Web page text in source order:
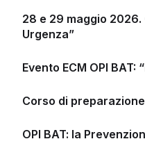
28 e 29 maggio
Urgenza”
Evento ECM OPI
Corso di
OPI BAT: la